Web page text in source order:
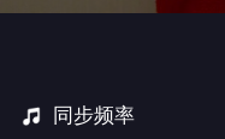
同步频率